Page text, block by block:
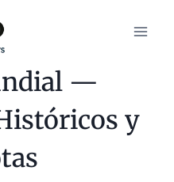
—
y